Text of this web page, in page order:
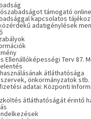
támogató
kapcsolatos
adatigénylések
Ellenállóképességi Terv 87.
átláthatósága
önkormányzatok
adatai: Központi
átláthatóságát érintő